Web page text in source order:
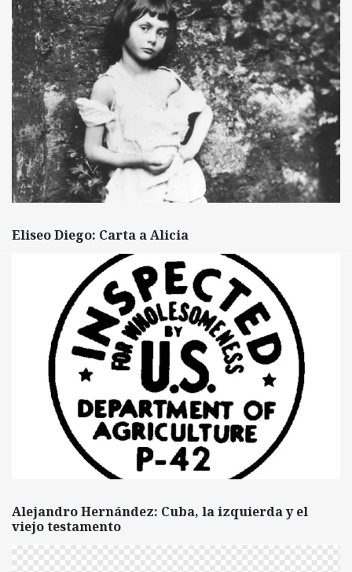
Eliseo Diego: Carta a Alicia
Alejandro Hernández: Cuba, la izquierda y el
viejo testamento